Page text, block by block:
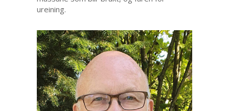
ureining.